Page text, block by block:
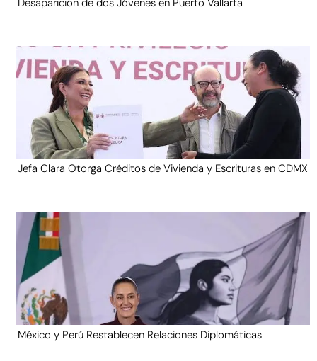
Desaparición de dos Jóvenes en Puerto Vallarta
Jefa Clara Otorga Créditos de Vivienda y Escrituras en CDMX
México y Perú Restablecen Relaciones Diplomáticas